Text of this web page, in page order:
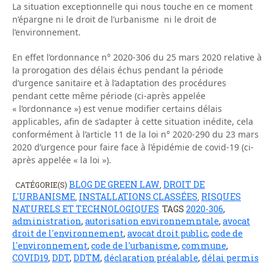
La situation exceptionnelle qui nous touche en ce moment
n’épargne ni le droit de l’urbanisme ni le droit de
l’environnement.
En effet l’ordonnance n° 2020-306 du 25 mars 2020 relative à
la prorogation des délais échus pendant la période
d’urgence sanitaire et à l’adaptation des procédures
pendant cette même période (ci-après appelée
« l’ordonnance ») est venue modifier certains délais
applicables, afin de s’adapter à cette situation inédite, cela
conformément à l’article 11 de la loi n° 2020-290 du 23 mars
2020 d’urgence pour faire face à l’épidémie de covid-19 (ci-
après appelée « la loi »).
CATÉGORIE(S) BLOG DE GREEN LAW DROIT DE
L'URBANISME INSTALLATIONS CLASSÉES RISQUES
NATURELS ET TECHNOLOGIQUES TAGS 2020-306,
administration, autorisation environnemntale, avocat
droit de l'environnement, avocat droit public, code de
l'environnement, code de l'urbanisme, commune,
COVID19, DDT, DDTM, déclaration préalable, délai permis